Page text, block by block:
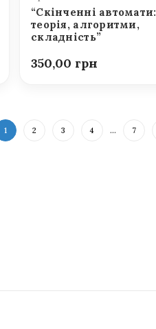
“Скінченні автомати:
теорія, алгоритми,
складність”
350,00
1 2 3 4 … 7